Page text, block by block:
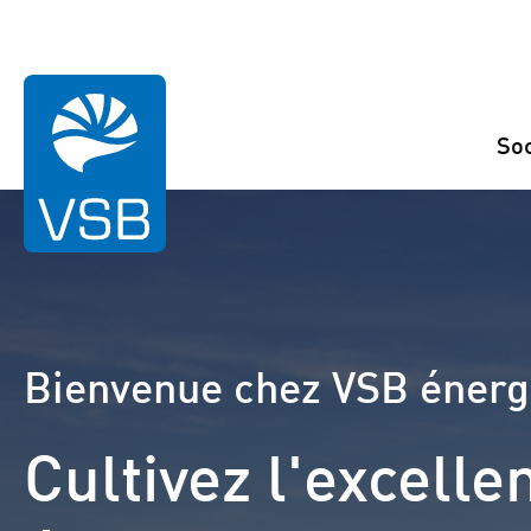
Photovoltaïque
Hydroélectrique
Producteur
énergies
renouvelables
Bienvenue chez VSB
Cultivez